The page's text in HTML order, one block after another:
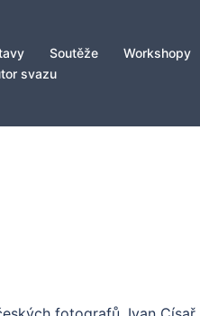
Soutěže Workshopy
svazu